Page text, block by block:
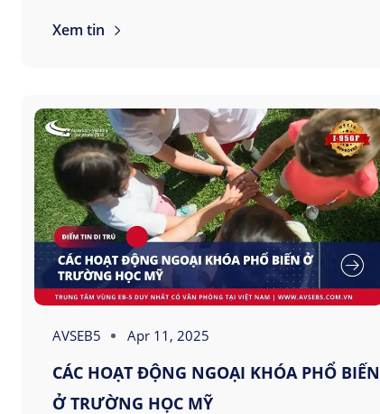
Xem tin
AVSEB5 Apr 11, 2025
CÁC HOẠT ĐỘNG NGOẠI KHÓA PHỔ BIẾN
Ở TRƯỜNG HỌC MỸ